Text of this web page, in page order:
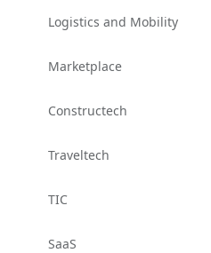
Logistics and Mobility
Marketplace
Constructech
Traveltech
TIC
SaaS